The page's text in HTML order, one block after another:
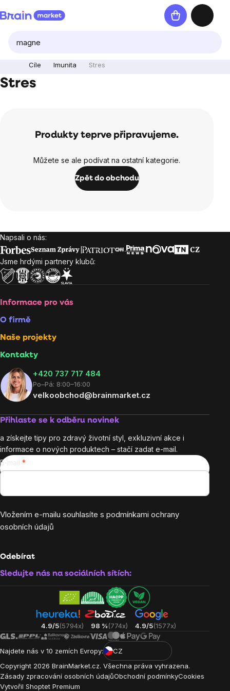
na
Nákupní
košík
Cíle Imunita Stres
Stres
Produkty teprve připravujeme.
Můžete se ale podívat na ostatní kategorie.
Zpět do obchodu
Zápatí
Napsali o nás:
Jsme hrdými partnery klubů:
Informace pro vás
O firmě
Naše projekty
Kontakty
+420 737 717 484
Po–Pá: 8:00–16:00
velkoobchod@brainmarket.cz
Přihlaste se k odběru novinek
a získejte tipy pro zdravý životní styl, exkluzivní akce i
informace o nových produktech – stačí zadat e-mail.
E-mail
Vložením e-mailu souhlasíte s podmínkami ochrany
osobních údajů
Odebírat
Sledujte nás na sociálních sítích:
4.9/5(5794x) 98 %(774x) 4.9/5(1577x)
Najdete nás v 10 zemích Evropy:
CZ
Copyright 2026 BrainMarket.cz. Všechna práva vyhrazena.
Zásady zpracování osobních údajůObchodní podmínkyCookies
Vytvořil Shoptet Premium